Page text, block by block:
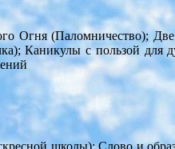
Огня (Паломничество);
Каникулы с пользой
школы); Слово и